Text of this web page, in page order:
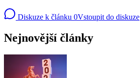
Diskuze k článku 0Vstoupit do diskuze
Nejnovější články